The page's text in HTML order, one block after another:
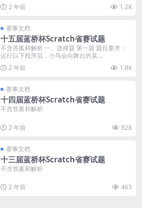
2 年前
1.2K
赛事文档
十五届蓝桥杯Scratch省赛试题
不含答案和解析 一、选择题 第一题 题目要求：
运行以下程序后，小鸟会向舞台的某...
2 年前
1.8K
赛事文档
十四届蓝桥杯Scratch省赛试题
不含答案和解析
2 年前 828
赛事文档
十三届蓝桥杯Scratch省赛试题
不含答案和解析
2 年前 463